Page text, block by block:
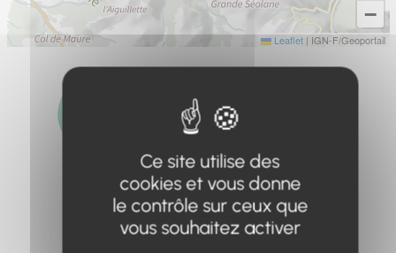
−
Leaflet | IGN-F/Geoportail
Dénivelé
1245m
Durée
6h
Ce site utilise des
cookies et vous donne
le contrôle sur ceux que
vous souhaitez activer